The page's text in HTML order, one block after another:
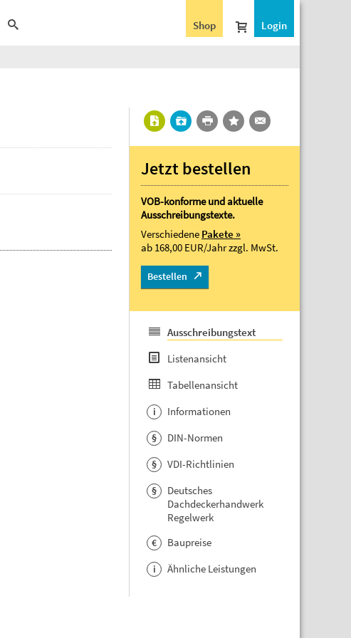
Login
Shop
Jetzt bestellen
VOB-konforme und aktuelle
Ausschreibungstexte.
Verschiedene Pakete »
ab 168,00 EUR/Jahrzzgl. MwSt.
Bestellen
Ausschreibungstext
Listenansicht
Tabellenansicht
i Informationen
§ DIN-Normen
§ VDI-Richtlinien
§
Deutsches
Dachdeckerhandwerk
Regelwerk
€ Baupreise
i Ähnliche Leistungen